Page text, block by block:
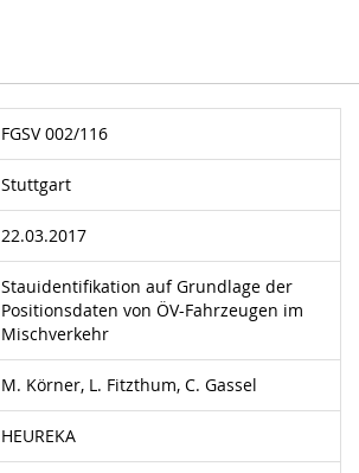
FGSV 002/116
Stuttgart
22.03.2017
Stauidentifikation auf Grundlage der
Positionsdaten von ÖV-Fahrzeugen im
Mischverkehr
M. Körner, L. Fitzthum, C. Gassel
HEUREKA